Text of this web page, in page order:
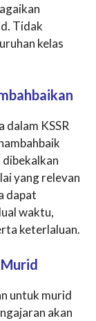
Tidak
kelas
dalam KSSR
yang relevan
dapat
waktu,
keterlaluan.
untuk murid
akan